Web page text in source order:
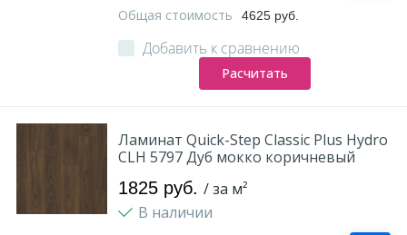
Общая стоимость 4625 руб.
Добавить к сравнению
Расчитать
Ламинат Quick-Step Classic Plus Hydro
CLH 5797 Дуб мокко коричневый
1825 руб. / за м²
В наличии